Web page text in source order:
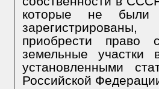
которые не
приобрести право
земельные участки
установленными
Российской